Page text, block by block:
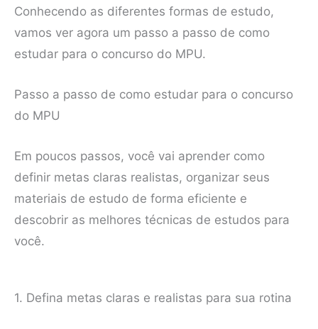
Conhecendo as diferentes formas de estudo,
vamos ver agora um passo a passo de como
estudar para o concurso do MPU.
Passo a passo de como estudar para o concurso
do MPU
Em poucos passos, você vai aprender como
definir metas claras realistas, organizar seus
materiais de estudo de forma eficiente e
descobrir as melhores técnicas de estudos para
você.
1. Defina metas claras e realistas para sua rotina